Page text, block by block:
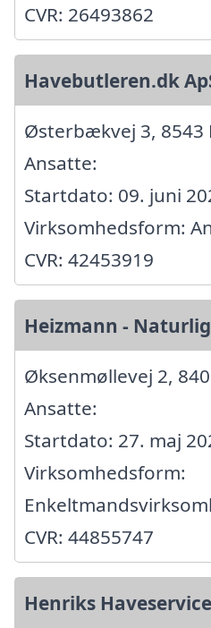
CVR: 26493862
Havebutleren.dk
Østerbækvej 3, 8543
Ansatte:
Startdato: 09. juni
Virksomhedsform:
CVR: 42453919
Heizmann -
Øksenmøllevej 2,
Ansatte:
Startdato: 27. maj
Virksomhedsform:
CVR: 44855747
Henriks Haveservice